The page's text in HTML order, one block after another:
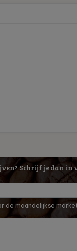
Schrijf je dan in
de maandelijkse